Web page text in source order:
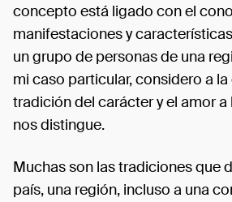
concepto está ligado con el
manifestaciones y
un grupo de personas de una
mi caso particular, considero a
tradición del carácter y el amor a
nos distingue.
Muchas son las tradiciones que
país, una región, incluso a una